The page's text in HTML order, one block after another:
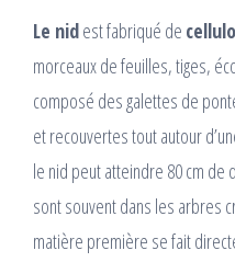
Le nidest fabriqué de
morceaux de feuilles, tiges,
composé des galettes de
et recouvertes tout autour
le nid peut atteindre 80 cm de
sont souvent dans les arbres
matière première se fait